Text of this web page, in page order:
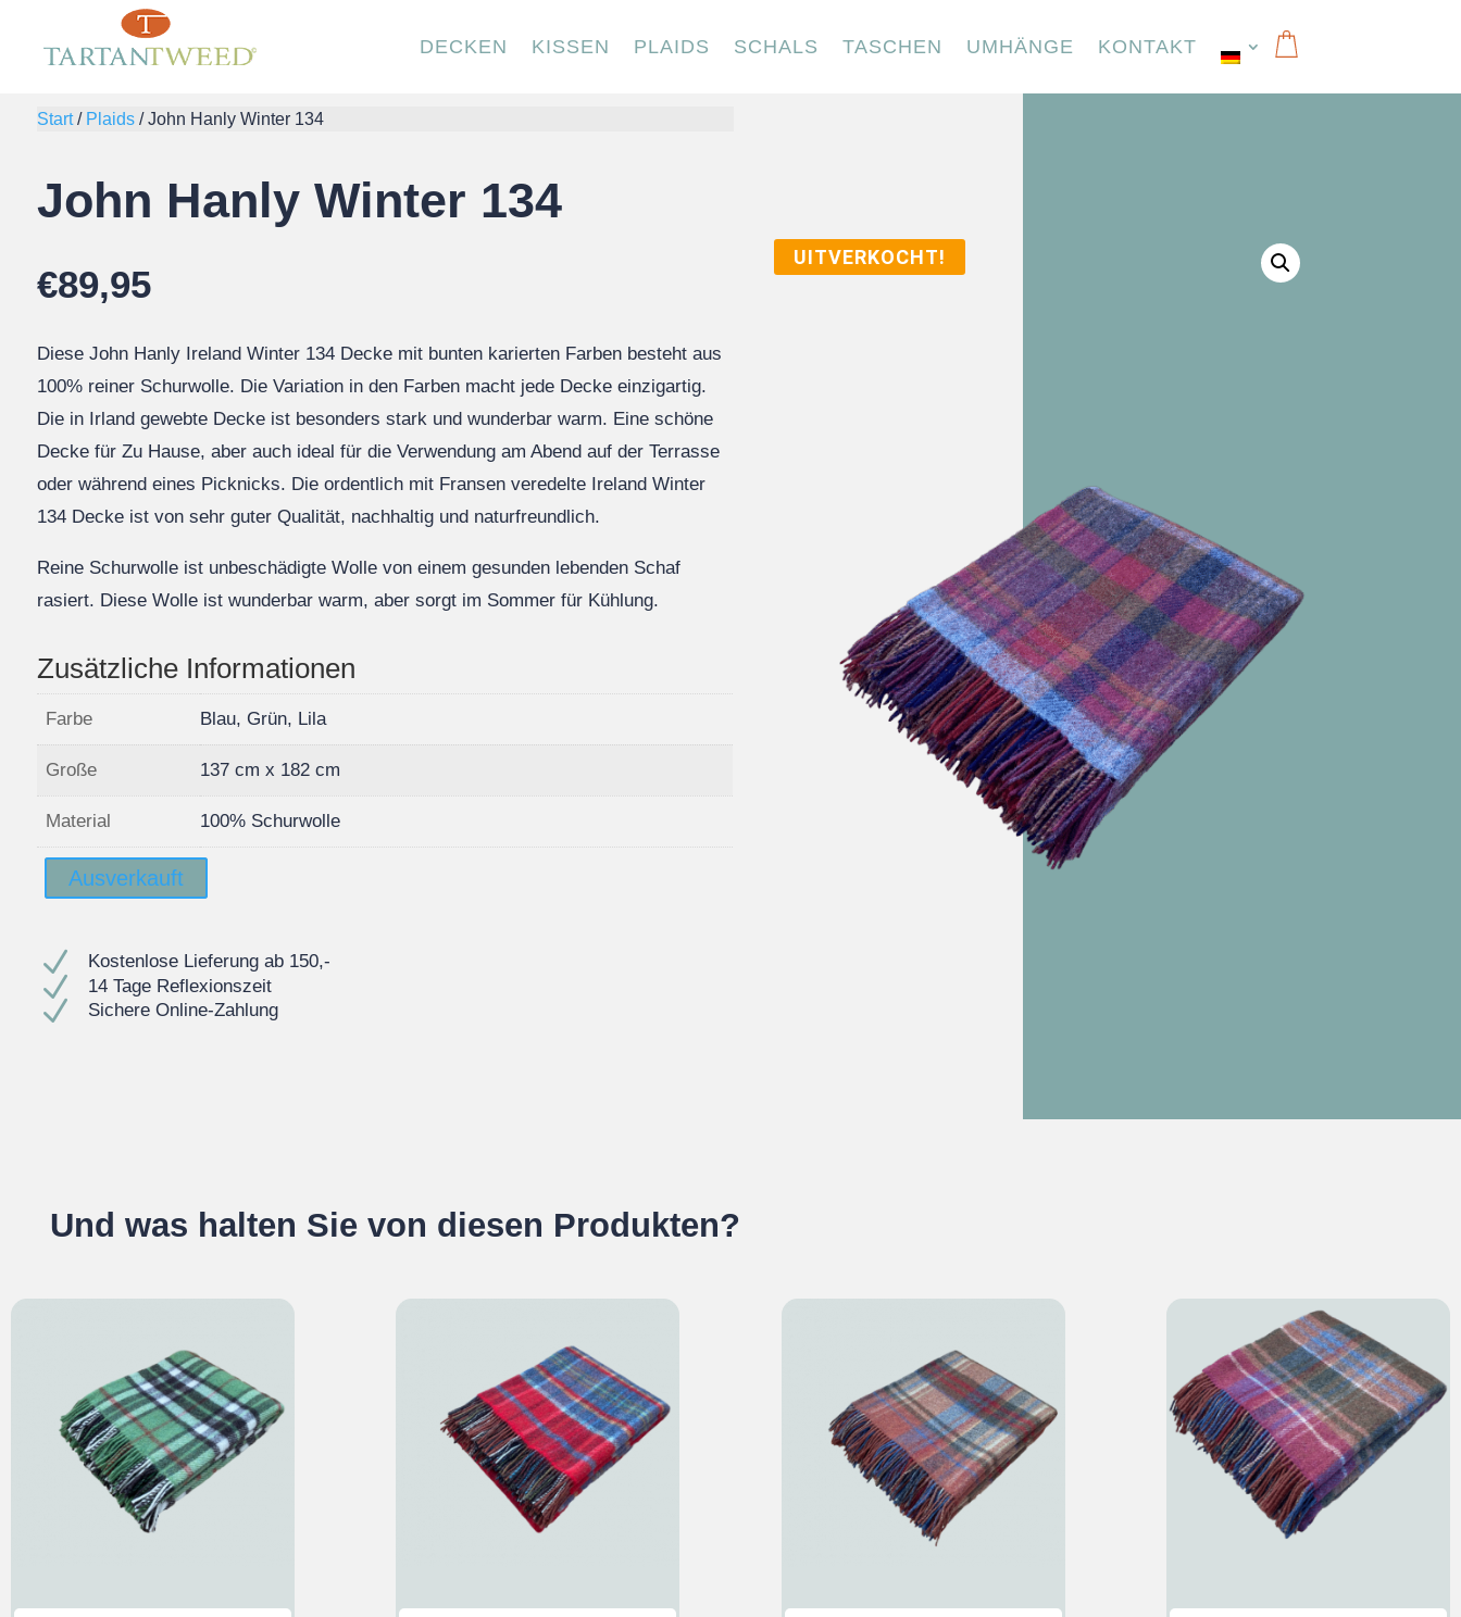
DECKEN KISSEN PLAIDS SCHALS TASCHEN UMHÄNGE KONTAKT
Start/ Plaids /John Hanly Winter 134
John Hanly Winter 134
€89,95
Diese John Hanly Ireland Winter 134 Decke mit bunten karierten Farben besteht aus
100% reiner Schurwolle. Die Variation in den Farben macht jede Decke einzigartig.
Die in Irland gewebte Decke ist besonders stark und wunderbar warm. Eine schöne
Decke für Zu Hause, aber auch ideal für die Verwendung am Abend auf der Terrasse
oder während eines Picknicks. Die ordentlich mit Fransen veredelte Ireland Winter
134 Decke ist von sehr guter Qualität, nachhaltig und naturfreundlich.
Reine Schurwolle ist unbeschädigte Wolle von einem gesunden lebenden Schaf
rasiert. Diese Wolle ist wunderbar warm, aber sorgt im Sommer für Kühlung.
Zusätzliche Informationen
Farbe Blau, Grün, Lila
Große 137 cm x 182 cm
Material 100% Schurwolle
Ausverkauft
N Kostenlose Lieferung ab 150,-
N 14 Tage Reflexionszeit
N Sichere Online-Zahlung
UITVERKOCHT!
Und was halten Sie von diesen Produkten?